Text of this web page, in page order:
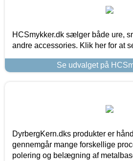
HCSmykker.dk sælger både ure,
andre accessories. Klik her for at
Se udvalget på
DyrbergKern.dks produkter er
gennemgår mange forskellige
polering og belægning af